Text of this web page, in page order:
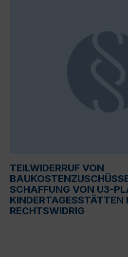
TEILWIDERRUF VON
SCHAFFUNG VON U3-
KINDERTAGESSTÄTTEN
RECHTSWIDRIG